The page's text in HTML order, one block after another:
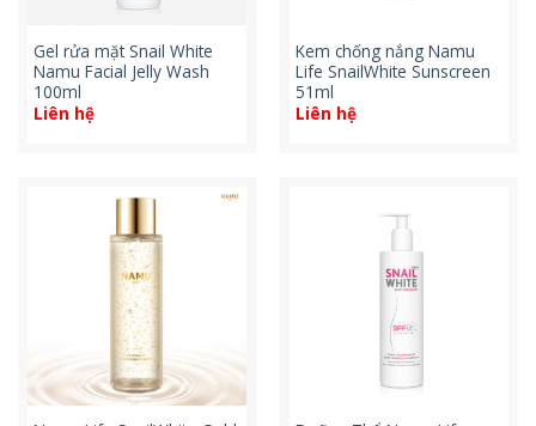
Gel rửa mặt Snail White
Namu Facial Jelly Wash
100ml
Liên hệ
Kem chống nắng Namu
Life SnailWhite Sunscreen
51ml
Liên hệ